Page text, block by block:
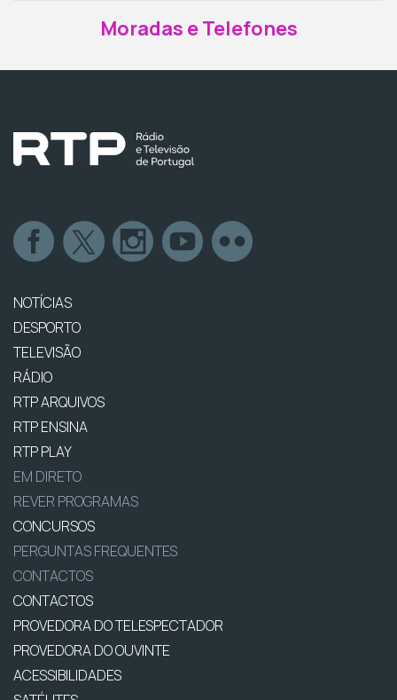
Moradas e Telefones
NOTÍCIAS
DESPORTO
TELEVISÃO
RÁDIO
RTP ARQUIVOS
RTP ENSINA
RTP PLAY
EM DIRETO
REVER PROGRAMAS
CONCURSOS
PERGUNTAS FREQUENTES
CONTACTOS
CONTACTOS
PROVEDORA DO TELESPECTADOR
PROVEDORA DO OUVINTE
ACESSIBILIDADES